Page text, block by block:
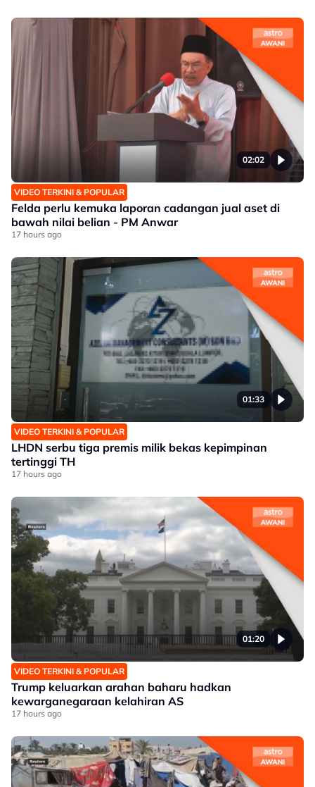
02:02
VIDEO TERKINI & POPULAR
Felda perlu kemuka laporan cadangan jual aset di
bawah nilai belian - PM Anwar
17 hours ago
01:33
VIDEO TERKINI & POPULAR
LHDN serbu tiga premis milik bekas kepimpinan
tertinggi TH
17 hours ago
01:20
VIDEO TERKINI & POPULAR
Trump keluarkan arahan baharu hadkan
kewarganegaraan kelahiran AS
17 hours ago